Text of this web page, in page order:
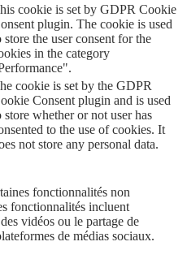
cookie is set by GDPR Cookie
plugin. The cookie is used
store the user consent for the
in the category
cookie is set by the GDPR
Consent plugin and is used
store whether or not user has
to the use of cookies. It
not store any personal data.
fonctionnalités non
fonctionnalités incluent
vidéos ou le partage de
de médias sociaux.